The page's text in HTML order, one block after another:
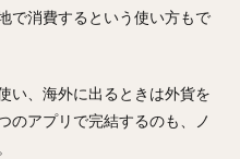
で消費するという使い方もで
い、海外に出るときは外貨を
のアプリで完結するのも、ノ